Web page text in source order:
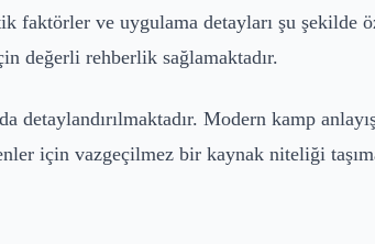
faktörler ve uygulama detayları şu şekilde
değerli rehberlik sağlamaktadır.
Modern kamp
için vazgeçilmez bir kaynak niteliği